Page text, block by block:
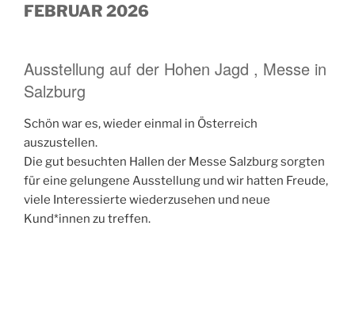
FEBRUAR 2026
Ausstellung auf der Hohen Jagd , Messe in
Salzburg
Schön war es, wieder einmal in Österreich
auszustellen.
Die gut besuchten Hallen der Messe Salzburg sorgten
für eine gelungene Ausstellung und wir hatten Freude,
viele Interessierte wiederzusehen und neue
Kund*innen zu treffen.